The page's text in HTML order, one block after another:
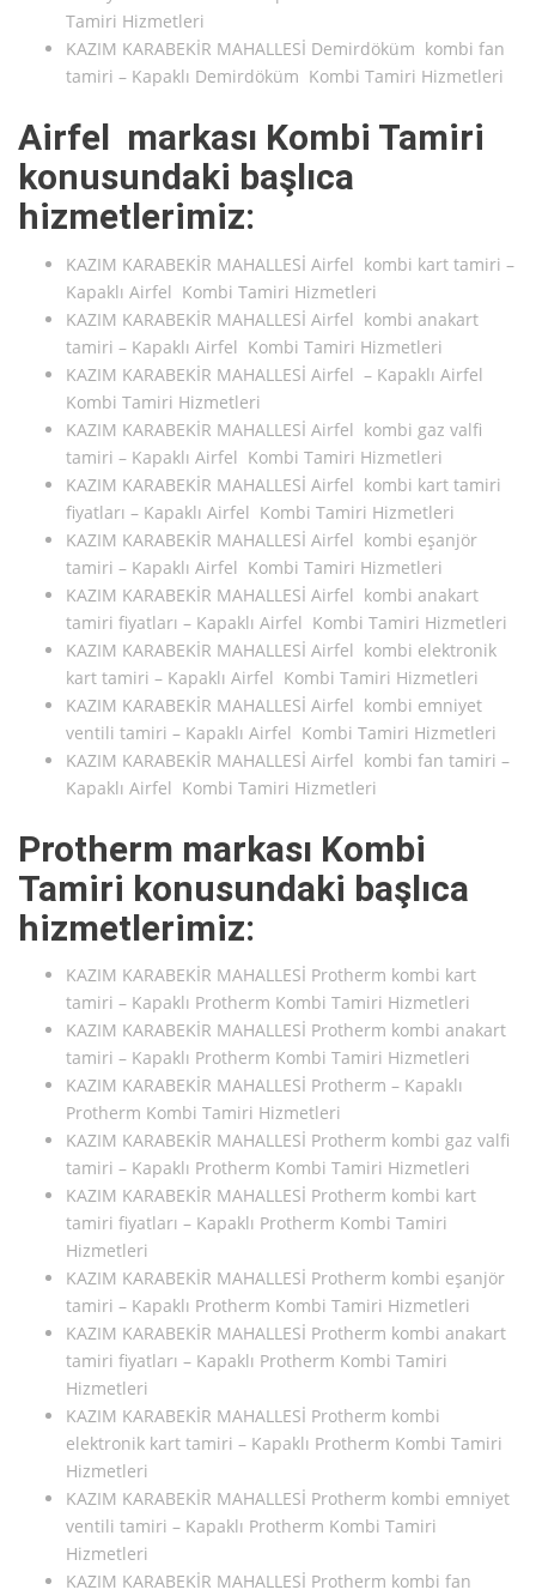
Tamiri Hizmetleri
KAZIM KARABEKİR MAHALLESİ Demirdöküm kombi fan
tamiri – Kapaklı Demirdöküm Kombi Tamiri Hizmetleri
Airfel markası Kombi Tamiri
konusundaki başlıca
hizmetlerimiz:
KAZIM KARABEKİR MAHALLESİ Airfel kombi kart tamiri –
Kapaklı Airfel Kombi Tamiri Hizmetleri
KAZIM KARABEKİR MAHALLESİ Airfel kombi anakart
tamiri – Kapaklı Airfel Kombi Tamiri Hizmetleri
KAZIM KARABEKİR MAHALLESİ Airfel – Kapaklı Airfel
Kombi Tamiri Hizmetleri
KAZIM KARABEKİR MAHALLESİ Airfel kombi gaz valfi
tamiri – Kapaklı Airfel Kombi Tamiri Hizmetleri
KAZIM KARABEKİR MAHALLESİ Airfel kombi kart tamiri
fiyatları – Kapaklı Airfel Kombi Tamiri Hizmetleri
KAZIM KARABEKİR MAHALLESİ Airfel kombi eşanjör
tamiri – Kapaklı Airfel Kombi Tamiri Hizmetleri
KAZIM KARABEKİR MAHALLESİ Airfel kombi anakart
tamiri fiyatları – Kapaklı Airfel Kombi Tamiri Hizmetleri
KAZIM KARABEKİR MAHALLESİ Airfel kombi elektronik
kart tamiri – Kapaklı Airfel Kombi Tamiri Hizmetleri
KAZIM KARABEKİR MAHALLESİ Airfel kombi emniyet
ventili tamiri – Kapaklı Airfel Kombi Tamiri Hizmetleri
KAZIM KARABEKİR MAHALLESİ Airfel kombi fan tamiri –
Kapaklı Airfel Kombi Tamiri Hizmetleri
Protherm markası Kombi
Tamiri konusundaki başlıca
hizmetlerimiz:
KAZIM KARABEKİR MAHALLESİ Protherm kombi kart
tamiri – Kapaklı Protherm Kombi Tamiri Hizmetleri
KAZIM KARABEKİR MAHALLESİ Protherm kombi anakart
tamiri – Kapaklı Protherm Kombi Tamiri Hizmetleri
KAZIM KARABEKİR MAHALLESİ Protherm – Kapaklı
Protherm Kombi Tamiri Hizmetleri
KAZIM KARABEKİR MAHALLESİ Protherm kombi gaz valfi
tamiri – Kapaklı Protherm Kombi Tamiri Hizmetleri
KAZIM KARABEKİR MAHALLESİ Protherm kombi kart
tamiri fiyatları – Kapaklı Protherm Kombi Tamiri
Hizmetleri
KAZIM KARABEKİR MAHALLESİ Protherm kombi eşanjör
tamiri – Kapaklı Protherm Kombi Tamiri Hizmetleri
KAZIM KARABEKİR MAHALLESİ Protherm kombi anakart
tamiri fiyatları – Kapaklı Protherm Kombi Tamiri
Hizmetleri
KAZIM KARABEKİR MAHALLESİ Protherm kombi
elektronik kart tamiri – Kapaklı Protherm Kombi Tamiri
Hizmetleri
KAZIM KARABEKİR MAHALLESİ Protherm kombi emniyet
ventili tamiri – Kapaklı Protherm Kombi Tamiri
Hizmetleri
KAZIM KARABEKİR MAHALLESİ Protherm kombi fan